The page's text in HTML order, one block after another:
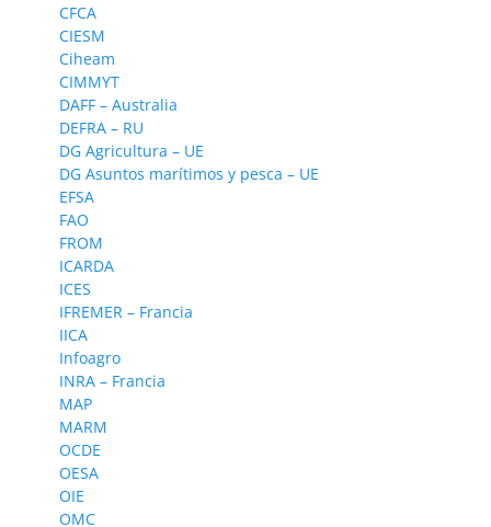
CFCA
CIESM
Ciheam
CIMMYT
DAFF – Australia
DEFRA – RU
DG Agricultura – UE
DG Asuntos marítimos y pesca – UE
EFSA
FAO
FROM
ICARDA
ICES
IFREMER – Francia
IICA
Infoagro
INRA – Francia
MAP
MARM
OCDE
OESA
OIE
OMC